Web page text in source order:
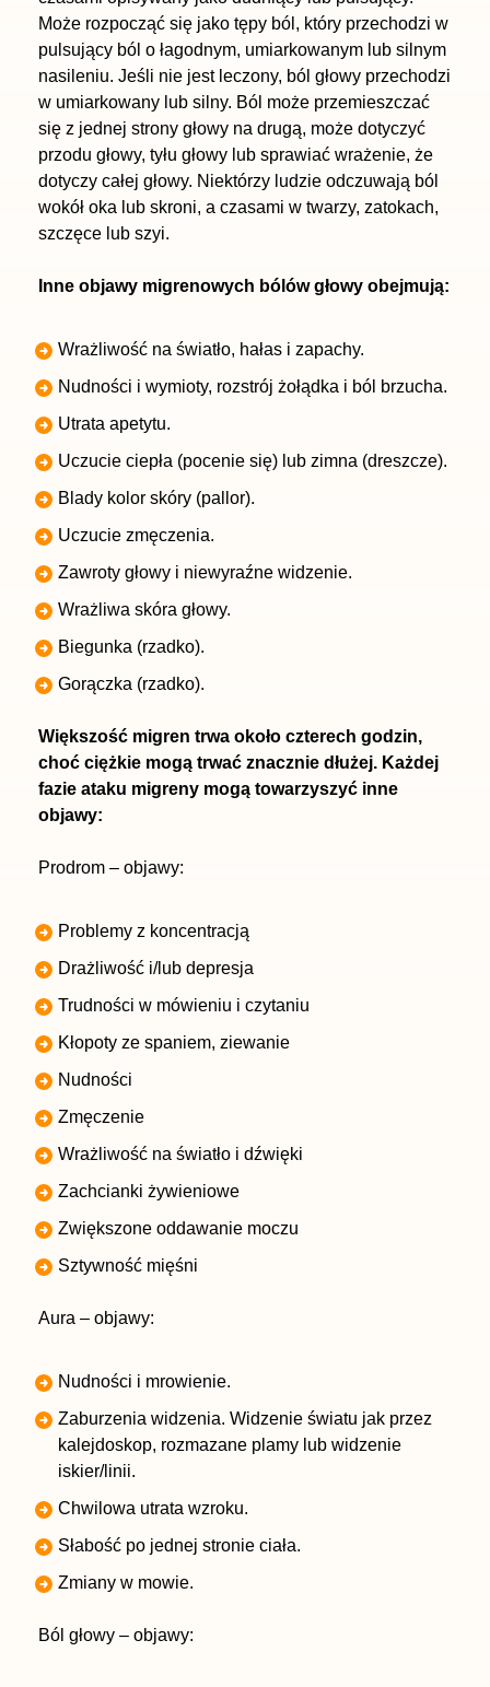
Może rozpocząć się jako tępy ból, który przechodzi w
pulsujący ból o łagodnym, umiarkowanym lub silnym
nasileniu. Jeśli nie jest leczony, ból głowy przechodzi
w umiarkowany lub silny. Ból może przemieszczać
się z jednej strony głowy na drugą, może dotyczyć
przodu głowy, tyłu głowy lub sprawiać wrażenie, że
dotyczy całej głowy. Niektórzy ludzie odczuwają ból
wokół oka lub skroni, a czasami w twarzy, zatokach,
szczęce lub szyi.
Inne objawy migrenowych bólów głowy obejmują:
Wrażliwość na światło, hałas i zapachy.
Nudności i wymioty, rozstrój żołądka i ból brzucha.
Utrata apetytu.
Uczucie ciepła (pocenie się) lub zimna (dreszcze).
Blady kolor skóry (pallor).
Uczucie zmęczenia.
Zawroty głowy i niewyraźne widzenie.
Wrażliwa skóra głowy.
Biegunka (rzadko).
Gorączka (rzadko).
Większość migren trwa około czterech godzin,
choć ciężkie mogą trwać znacznie dłużej. Każdej
fazie ataku migreny mogą towarzyszyć inne
objawy:
Prodrom – objawy:
Problemy z koncentracją
Drażliwość i/lub depresja
Trudności w mówieniu i czytaniu
Kłopoty ze spaniem, ziewanie
Nudności
Zmęczenie
Wrażliwość na światło i dźwięki
Zachcianki żywieniowe
Zwiększone oddawanie moczu
Sztywność mięśni
Aura – objawy:
Nudności i mrowienie.
Zaburzenia widzenia. Widzenie światu jak przez
kalejdoskop, rozmazane plamy lub widzenie
iskier/linii.
Chwilowa utrata wzroku.
Słabość po jednej stronie ciała.
Zmiany w mowie.
Ból głowy – objawy: